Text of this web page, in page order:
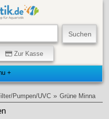
Zur Kasse
Pumpen/UVC » Grüne Minna